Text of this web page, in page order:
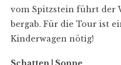
vom Spitzstein führt der
bergab. Für die Tour ist
Kinderwagen nötig!
Schatten | Sonne